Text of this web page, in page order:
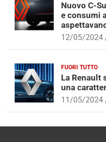
Nuovo C-
e consumi
12/05/2024
FUORI TUTTO
La Renault
una
11/05/2024